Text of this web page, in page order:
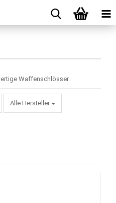
Waffenschlösser.
Alle Hersteller